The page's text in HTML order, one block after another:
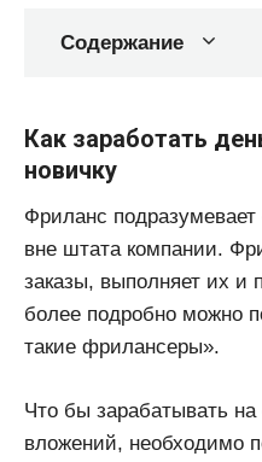
Содержание
Как заработать
новичку
Фриланс
вне штата компании.
заказы, выполняет их и
более подробно можно
такие фрилансеры».
Что бы зарабатывать
вложений, необходимо